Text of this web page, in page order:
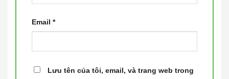
Email *
Lưu tên của tôi, email, và trang web trong